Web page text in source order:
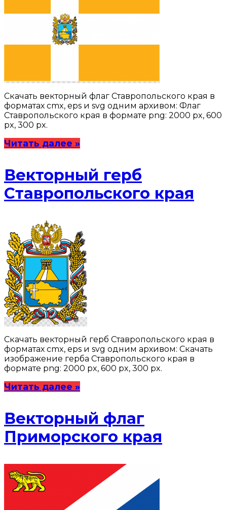
Скачать векторный флаг Ставропольского края в
форматах cmx, eps и svg одним архивом: Флаг
Ставропольского края в формате png: 2000 px, 600
px, 300 px.
Читать далее »
Векторный герб
Ставропольского края
Скачать векторный герб Ставропольского края в
форматах cmx, eps и svg одним архивом: Скачать
изображение герба Ставропольского края в
формате png: 2000 px, 600 px, 300 px.
Читать далее »
Векторный флаг
Приморского края